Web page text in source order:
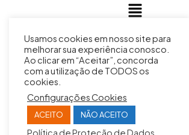
ENDEREÇO
Rua José Magro, 295 | Distrito Industrial 3 |
Sertãozinho/SP CEP:14175-336
Usamos cookies em nosso site para
melhorar sua experiência conosco.
Ao clicar em “Aceitar”, concorda
com a utilização de TODOS os
cookies.
Configurações Cookies
ACEITO NÃO ACEITO
Política de Proteção de Dados